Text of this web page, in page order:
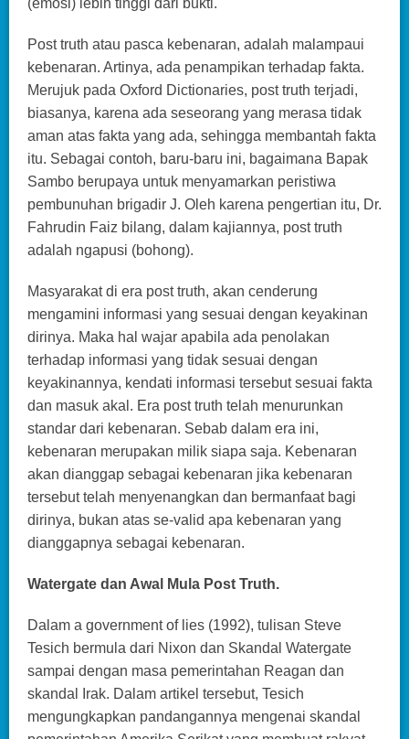
Post truth atau pasca kebenaran, adalah malampaui
kebenaran. Artinya, ada penampikan terhadap fakta.
Merujuk pada Oxford Dictionaries, post truth terjadi,
biasanya, karena ada seseorang yang merasa tidak
aman atas fakta yang ada, sehingga membantah fakta
itu. Sebagai contoh, baru-baru ini, bagaimana Bapak
Sambo berupaya untuk menyamarkan peristiwa
pembunuhan brigadir J. Oleh karena pengertian itu, Dr.
Fahrudin Faiz bilang, dalam kajiannya, post truth
adalah ngapusi (bohong).
Masyarakat di era post truth, akan cenderung
mengamini informasi yang sesuai dengan keyakinan
dirinya. Maka hal wajar apabila ada penolakan
terhadap informasi yang tidak sesuai dengan
keyakinannya, kendati informasi tersebut sesuai fakta
dan masuk akal. Era post truth telah menurunkan
standar dari kebenaran. Sebab dalam era ini,
kebenaran merupakan milik siapa saja. Kebenaran
akan dianggap sebagai kebenaran jika kebenaran
tersebut telah menyenangkan dan bermanfaat bagi
dirinya, bukan atas se-valid apa kebenaran yang
dianggapnya sebagai kebenaran.
Watergate dan Awal Mula Post Truth.
Dalam a government of lies (1992), tulisan Steve
Tesich bermula dari Nixon dan Skandal Watergate
sampai dengan masa pemerintahan Reagan dan
skandal Irak. Dalam artikel tersebut, Tesich
mengungkapkan pandangannya mengenai skandal